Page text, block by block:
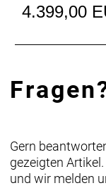
4.399,00
Gern
gezeigten
und wir melden